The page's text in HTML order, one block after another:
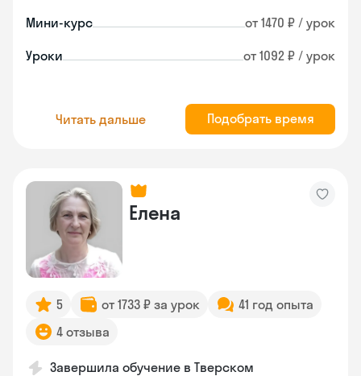
Мини-курс от 1470 ₽ / урок
Уроки от 1092 ₽ / урок
Читать дальше Подобрать время
Елена
5 от 1733 ₽ за урок
41 год опыта
4 отзыва
Завершила обучение в Тверском